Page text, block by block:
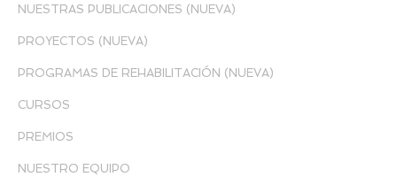
NUESTRAS PUBLICACIONES (NUEVA)
PROYECTOS (NUEVA)
PROGRAMAS DE REHABILITACIÓN (NUEVA)
CURSOS
PREMIOS
NUESTRO EQUIPO